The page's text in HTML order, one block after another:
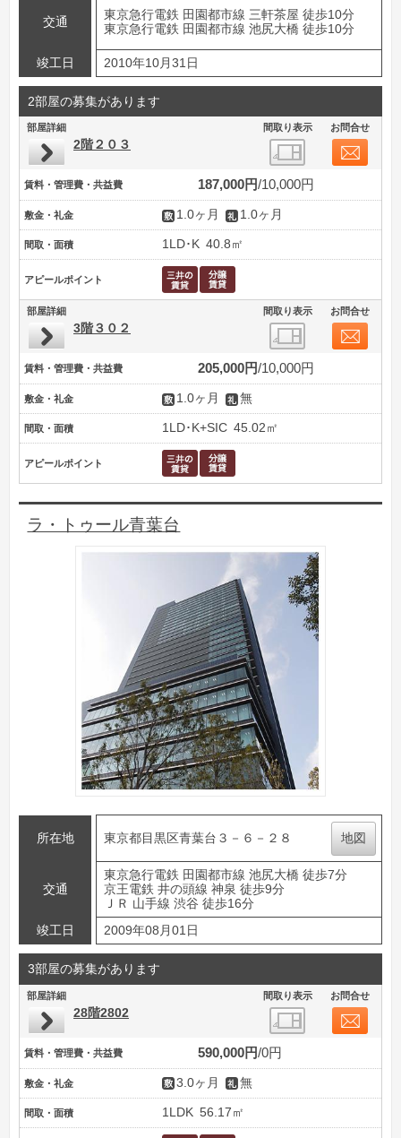
交通
東京急行電鉄 田園都市線 三軒茶屋 徒歩10分
東京急行電鉄 田園都市線 池尻大橋 徒歩10分
竣工日 2010年10月31日
2部屋の募集があります
部屋詳細 間取り表示 お問合せ
2階２０３
賃料・管理費・共益費 187,000円 10,000円
敷金・礼金 1.0ヶ月 1.0ヶ月
間取・面積 1LD･K 40.8㎡
アピールポイント
部屋詳細 間取り表示 お問合せ
3階３０２
賃料・管理費・共益費 205,000円 10,000円
敷金・礼金 1.0ヶ月 無
間取・面積 1LD･K+SIC 45.02㎡
アピールポイント
ラ・トゥール青葉台
所在地 東京都目黒区青葉台３－６－２８ 地図
交通
東京急行電鉄 田園都市線 池尻大橋 徒歩7分
京王電鉄 井の頭線 神泉 徒歩9分
ＪＲ 山手線 渋谷 徒歩16分
竣工日
2009年08月01日
3部屋の募集があります
部屋詳細 間取り表示 お問合せ
28階2802
賃料・管理費・共益費 590,000円 0円
敷金・礼金 3.0ヶ月 無
間取・面積 1LDK 56.17㎡